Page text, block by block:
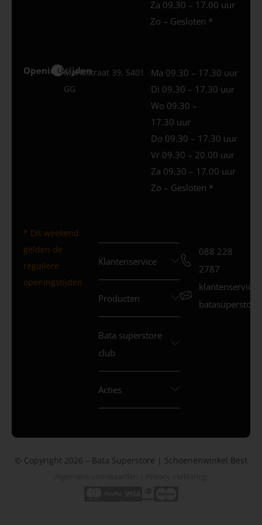
Za 09.30 – 17.00 uur
Zo – Gesloten *
Openingstijden
Uden
Marktstraat 39, 5401
GG
Ma 09.30 – 17.30 uur
Di 09.30 – 17.30 uur
Wo 09.30 –
17.30 uur
Do 09.30 – 17.30 uur
Vr 09.30 – 20.00 uur
Za 09.30 – 17.00 uur
Zo – Gesloten *
* Dit weekend
gelden de
reguliere
openingstijden
Klantenservice
Producten
Bata superstore
club
Acties
088 228
2787
© Copyright 2026 – Bata Superstore | Schoenenwinkel Best